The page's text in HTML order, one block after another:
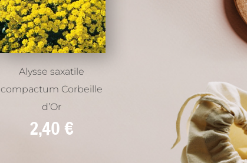
Alysse saxatile
compactum Corbeille
d’Or
2,40 €